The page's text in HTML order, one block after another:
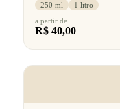
250 ml
1 litro
a partir de
R$ 40,00